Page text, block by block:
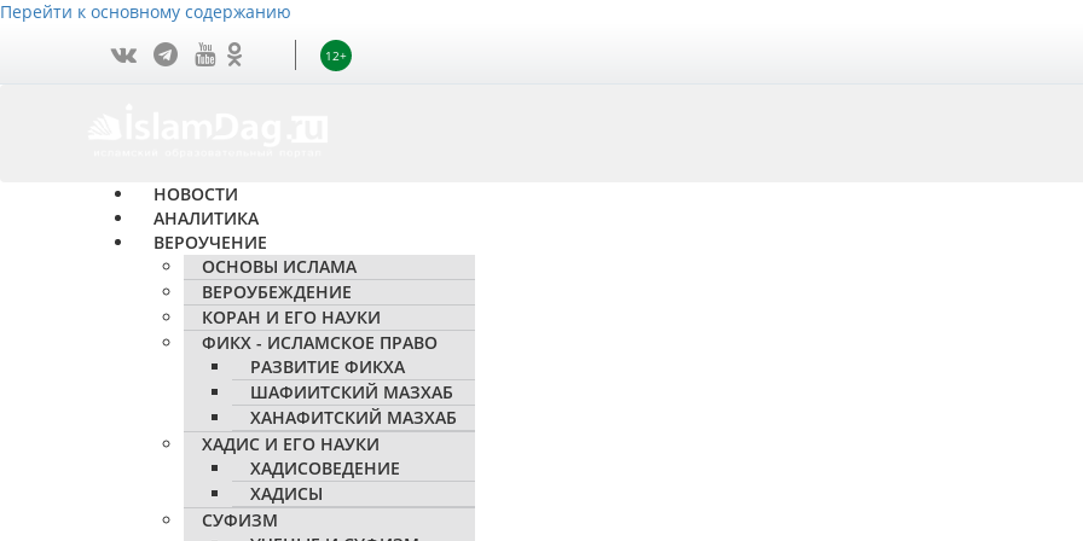
Перейти к основному содержанию
12+
НОВОСТИ
АНАЛИТИКА
ВЕРОУЧЕНИЕ
ОСНОВЫ ИСЛАМА
ВЕРОУБЕЖДЕНИЕ
КОРАН И ЕГО НАУКИ
ФИКХ - ИСЛАМСКОЕ ПРАВО
РАЗВИТИЕ ФИКХА
ШАФИИТСКИЙ МАЗХАБ
ХАНАФИТСКИЙ МАЗХАБ
ХАДИС И ЕГО НАУКИ
ХАДИСОВЕДЕНИЕ
ХАДИСЫ
СУФИЗМ